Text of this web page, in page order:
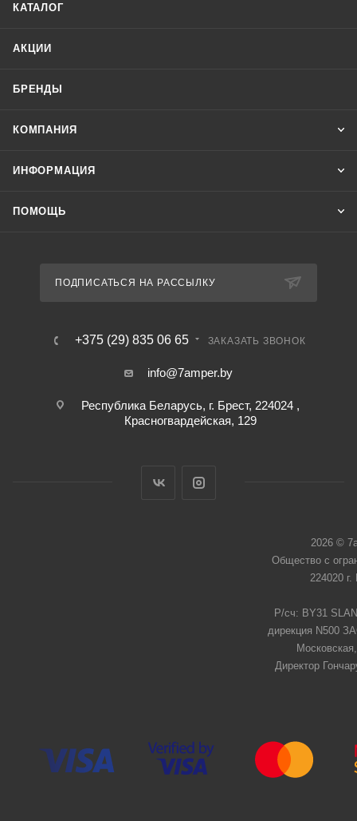
КАТАЛОГ
АКЦИИ
БРЕНДЫ
КОМПАНИЯ
ИНФОРМАЦИЯ
ПОМОЩЬ
ПОДПИСАТЬСЯ НА РАССЫЛКУ
+375 (29) 835 06 65 ЗАКАЗАТЬ ЗВОНОК
info@7amper.by
Республика Беларусь, г. Брест, 224024 ,
Красногвардейская, 129
2026 ©
Общество с
224020
Р/сч: BY31
дирекция N500
Директор